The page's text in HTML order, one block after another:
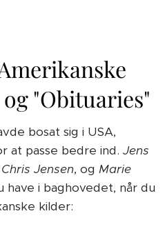
"Obituaries"
bosat sig i USA,
at passe bedre ind. Jens
Chris Jensen, og Marie
have i baghovedet, når du
kilder: